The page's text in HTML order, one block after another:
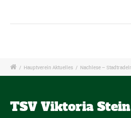
/ Hauptverein Aktuelles / Nachlese –
TSV Viktoria Stein